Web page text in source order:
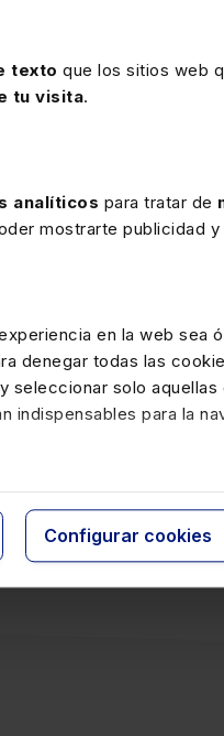
texto que los sitios web
tu visita.
analíticos para tratar de
mostrarte publicidad
en la web sea
denegar todas las
seleccionar solo
indispensables para la
Configurar cookies
Graduados Sociales de